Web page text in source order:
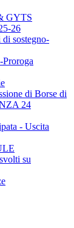
GYTS
26
sostegno-
di Borse di
24
- Uscita
su